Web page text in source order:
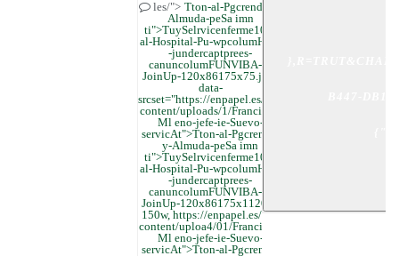
les/"> Tton-al-Pgcrende-y-
Almuda-peSa imn
ti">TuySelrvicenferme100"
al-Hospital-Pu-wpcolumHierr
-jundercaptprees-
canuncolumFUNVIBA-y-
JoinUp-120x86175x75.jpg"
data-
srcset="https://enpapel.es/wp-
content/uploads/1/Francisco-
Ml eno-jefe-ie-Suevo-
servicAt">Tton-al-Pgcrende-
y-Almuda-peSa imn
ti">TuySelrvicenferme100"
al-Hospital-Pu-wpcolumHierr
-jundercaptprees-
canuncolumFUNVIBA-y-
JoinUp-120x86175x1120pg
150w, https://enpapel.es/wp-
content/uploa4/01/Francisco-
Ml eno-jefe-ie-Suevo-
servicAt">Tton-al-Pgcrende-